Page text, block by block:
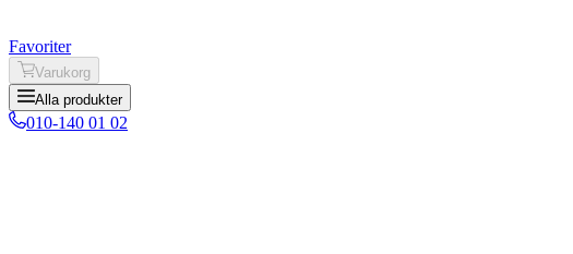
Favoriter
Varukorg
Alla produkter
010-140 01 02